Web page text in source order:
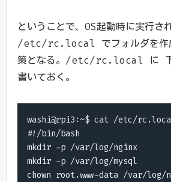
ということで、OS起動時に実行さ
/etc/rc.local でフォルダを作成
策となる。/etc/rc.local に 下
書いておく。
washi@rpi3:~$ cat /etc/
#!/bin/bash
mkdir -p /var/log/nginx
mkdir -p /var/log/mysql
chown root.www-data /var/log/